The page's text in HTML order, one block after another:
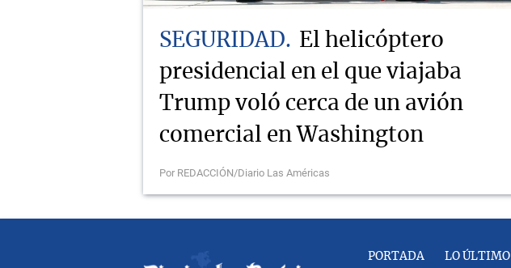
SEGURIDAD
El helicóptero
presidencial en el que viajaba
Trump voló cerca de un avión
comercial en Washington
Por REDACCIÓN/Diario Las Américas
PORTADA LO ÚLTIMO